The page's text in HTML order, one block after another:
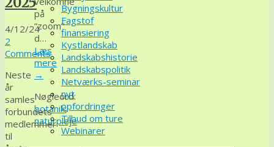
4/12/24
2
Comments
Neste
år
samles
forbundets
medlemmer
til
på
“zoom”
d…
Læs
mere
→
Nøgleord:
botanik,
naturpleje
Bygningskultur
Fagstof
finansiering
Kystlandskab
Landskabshistorie
Landskabspolitik
Netværks-seminar
nyt
opfordringer
Tilbud om ture
Webinarer